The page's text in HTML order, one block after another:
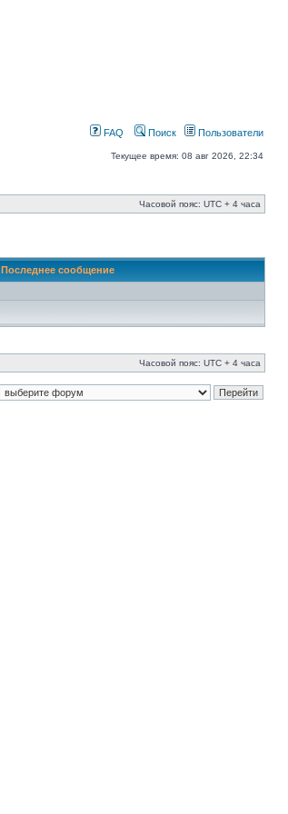
FAQ Поиск Пользователи
Текущее время: 08 авг 2026, 22:34
Часовой пояс: UTC + 4 часа
Последнее сообщение
Часовой пояс: UTC + 4 часа